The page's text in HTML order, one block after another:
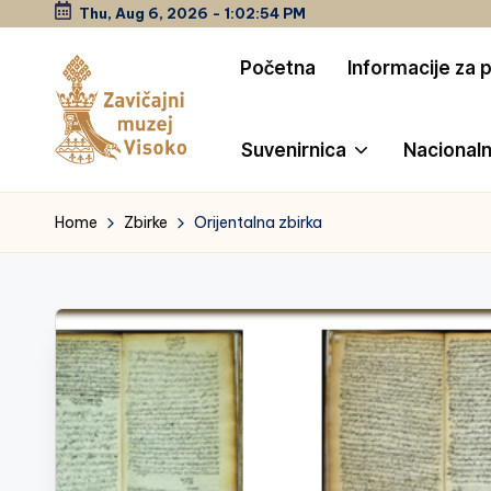
content
Thu, Aug 6, 2026 - 1:02:54 PM
Z
a
č
a
jn
i
Početna Informacije za
Suvenirnica
Home Zbirke Orijentalna zbirka